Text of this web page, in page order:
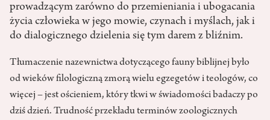
prowadzącym zarówno do przemieniania i ubogacania
życia człowieka w jego mowie, czynach i myślach, jak i
do dialogicznego dzielenia się tym darem z bliźnim.
Tłumaczenie nazewnictwa dotyczącego fauny biblijnej było
od wieków filologiczną zmorą wielu egzegetów i teologów, co
więcej – jest ościeniem, który tkwi w świadomości badaczy po
dziś dzień. Trudność przekładu terminów zoologicznych